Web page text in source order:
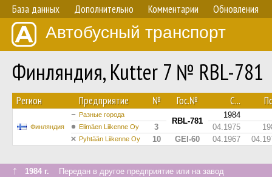
База данных Дополнительно Комментарии Обновления
Автобусный транспорт
Финляндия, Kutter 7 № RBL-781
Регион Предприятие № Гос.№ С...
Финляндия
Разные города
RBL-781
1984
Elimäen Liikenne Oy 3 04.1975
Pyhtään Liikenne Oy 10 GEI-60 04.1967
↑ 1984 г. Передан в другое предприятие или на завод